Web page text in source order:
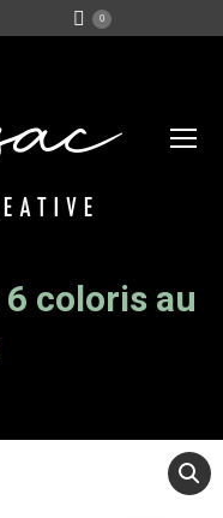
0
coloris au